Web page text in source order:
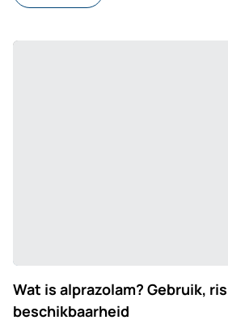
Wat is alprazolam? Gebruik,
beschikbaarheid